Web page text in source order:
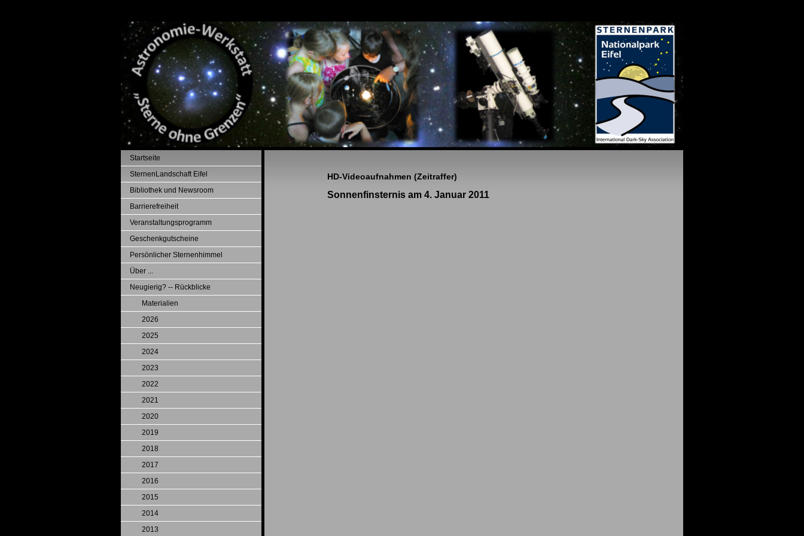
Startseite
SternenLandschaft Eifel
Bibliothek und Newsroom
Barrierefreiheit
Veranstaltungsprogramm
Geschenkgutscheine
Persönlicher Sternenhimmel
Über ...
Neugierig? -- Rückblicke
Materialien
2026
2025
2024
2023
2022
2021
2020
2019
2018
2017
2016
2015
2014
2013
HD-Videoaufnahmen (Zeitraffer)
Sonnenfinsternis am 4. Januar 2011